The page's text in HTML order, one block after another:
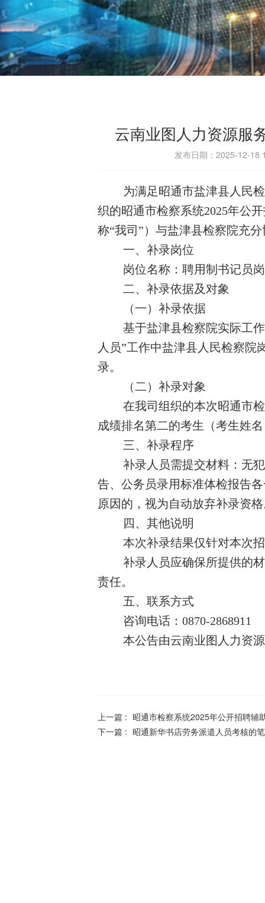
云南业图人力资源服
发布日期：2025-12-
为满足昭通市盐津县人民
织的昭通市检察系统2025年公
称“我司”）与盐津县检察院充
一、补录岗位
岗位名称：聘用制书记员
二、补录依据及对象
（一）补录依据
基于盐津县检察院实际工
人员”工作中盐津县人民检察院
录。
（二）补录对象
在我司组织的本次昭通市
成绩排名第二的考生（考生姓
三、补录程序
补录人员需提交材料：无
告、公务员录用标准体检报告
原因的，视为自动放弃补录资
四、其他说明
本次补录结果仅针对本次
补录人员应确保所提供的
责任。
五、联系方式
咨询电话： 0870-2868911
本公告由云南业图人力资
上一篇 : 昭通市检察系统2025年公开招聘辅
下一篇 : 昭通新华书店劳务派遣人员考核的